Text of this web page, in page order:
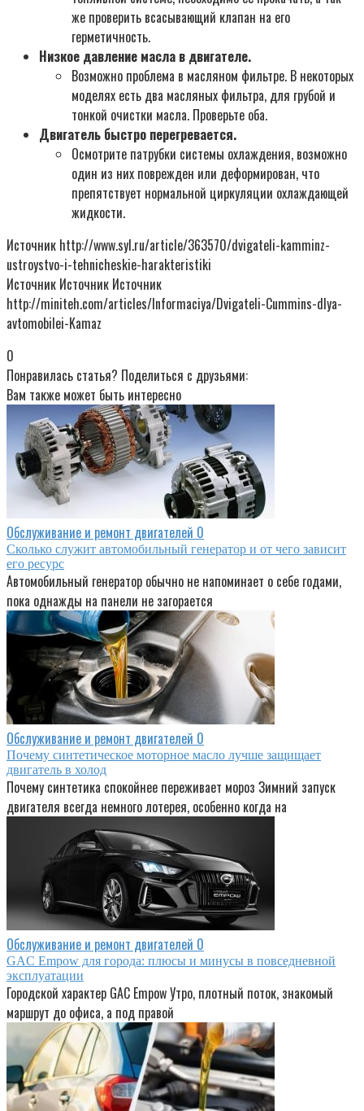
же проверить всасывающий клапан на его
герметичность.
Низкое давление масла в двигателе.
Возможно проблема в масляном фильтре. В некоторых
моделях есть два масляных фильтра, для грубой и
тонкой очистки масла. Проверьте оба.
Двигатель быстро перегревается.
Осмотрите патрубки системы охлаждения, возможно
один из них поврежден или деформирован, что
препятствует нормальной циркуляции охлаждающей
жидкости.
Источник http://www.syl.ru/article/363570/dvigateli-kamminz-
ustroystvo-i-tehnicheskie-harakteristiki
Источник Источник Источник
http://miniteh.com/articles/Informaciya/Dvigateli-Cummins-dlya-
avtomobilei-Kamaz
0
Понравилась статья? Поделиться с друзьями:
Вам также может быть интересно
Обслуживание и ремонт двигателей 0
Сколько служит автомобильный генератор и от чего зависит
его ресурс
Автомобильный генератор обычно не напоминает о себе годами,
пока однажды на панели не загорается
Обслуживание и ремонт двигателей 0
Почему синтетическое моторное масло лучше защищает
двигатель в холод
Почему синтетика спокойнее переживает мороз Зимний запуск
двигателя всегда немного лотерея, особенно когда на
Обслуживание и ремонт двигателей 0
GAC Empow для города: плюсы и минусы в повседневной
эксплуатации
Городской характер GAC Empow Утро, плотный поток, знакомый
маршрут до офиса, а под правой